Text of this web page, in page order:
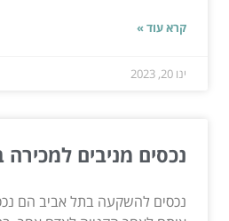
קרא עוד »
ינו 20, 2023
נכסים מניבים
נכסים להשקעה בתל אביב הם